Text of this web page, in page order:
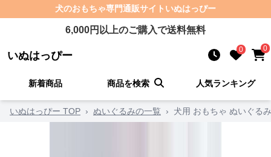
犬のおもちゃ専門通販サイト いぬはっぴー
6,000円以上のご購入で送料無料
いぬはっぴー 0 0
新着商品 商品を検索 人気ランキング
いぬはっぴー TOP › ぬいぐるみの一覧 › 犬用 おもちゃ ぬいぐる